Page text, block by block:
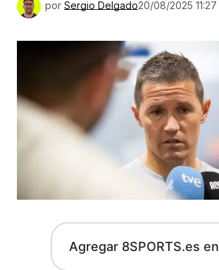
por Sergio Delgado20/08/2025 11:27
Agregar 8SPORTS.es en